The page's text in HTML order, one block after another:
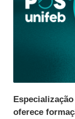
oferece